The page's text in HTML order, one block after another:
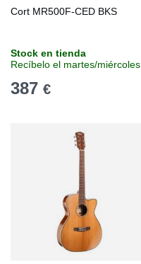
Cort MR500F-CED BKS
Stock en tienda
Recíbelo el martes/miércoles
387 €